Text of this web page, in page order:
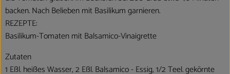
backen. Nach Belieben mit Basilikum garnieren.
REZEPTE:
Basilikum-Tomaten mit Balsamico-Vinaigrette
Zutaten
1 Eßl. heißes Wasser, 2 Eßl. Balsamico - Essig, 1/2 Teel. gekörnte